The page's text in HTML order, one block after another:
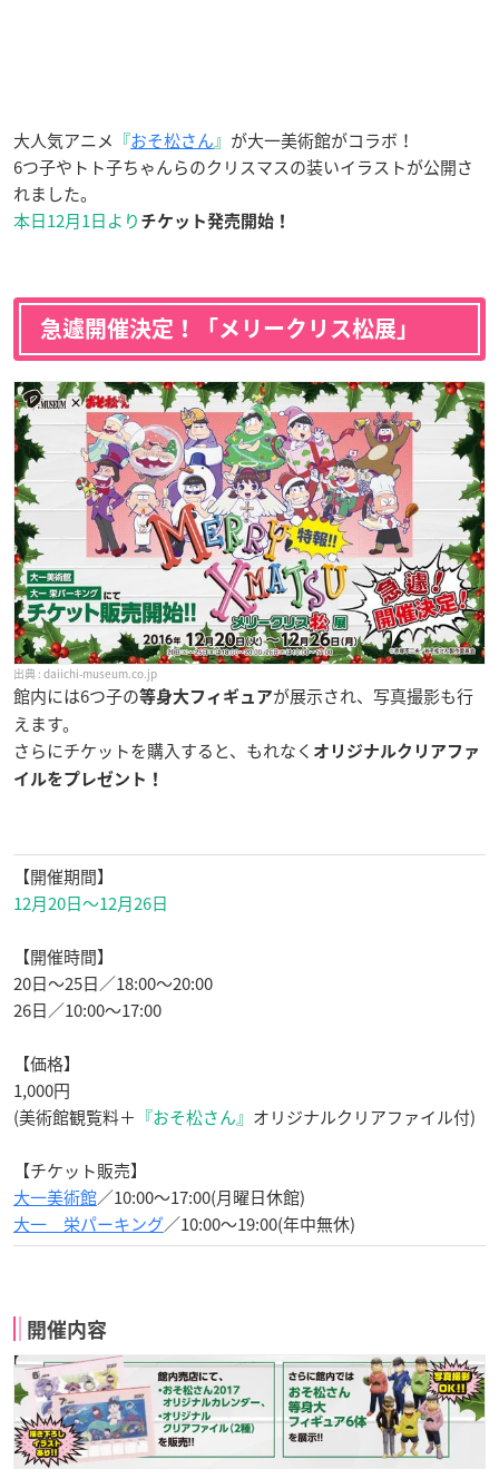
大人気アニメ 『おそ松さん』 が大一美術館がコラボ！
6つ子やトト子ちゃんらのクリスマスの装いイラストが公開さ
れました。
本日12月1日より チケット発売開始！
急遽開催決定！「メリークリス松展」
daiichi-museum.co.jp
館内には6つ子の等身大フィギュアが展示され、写真撮影も行
えます。
さらにチケットを購入すると、もれなく オリジナルクリアファ
イルをプレゼント！
【開催期間】
12月20日〜12月26日
【開催時間】
20日〜25日／18:00〜20:00
26日／10:00〜17:00
【価格】
1,000円
(美術館観覧料＋ 『おそ松さん』 オリジナルクリアファイル付)
【チケット販売】
大一美術館／10:00〜17:00(月曜日休館)
大一 栄パーキング／10:00〜19:00(年中無休)
開催内容